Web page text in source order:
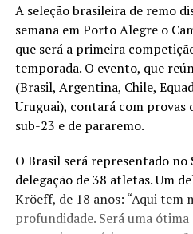
A seleção brasileira de remo
semana em Porto Alegre o
que será a primeira
temporada. O evento, que
(Brasil, Argentina, Chile,
Uruguai), contará com provas
sub-23 e de pararemo.
O Brasil será representado
delegação de 38 atletas. Um
Kröeff, de 18 anos: “Aqui tem
profundidade. Será uma